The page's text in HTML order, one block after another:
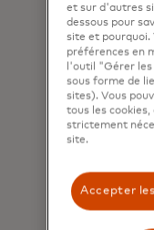
et sur d'autres
dessous pour
site et pourquoi.
préférences en
l'outil "Gérer
sous forme de
sites). Vous
tous les
strictement
site.
Accepter